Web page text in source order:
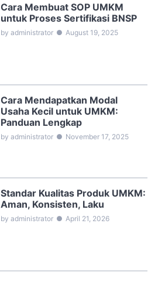
Cara Membuat SOP UMKM
untuk Proses Sertifikasi BNSP
by administrator ● August 19, 2025
Cara Mendapatkan Modal
Usaha Kecil untuk UMKM:
Panduan Lengkap
by administrator ● November 17, 2025
Standar Kualitas Produk UMKM:
Aman, Konsisten, Laku
by administrator ● April 21, 2026